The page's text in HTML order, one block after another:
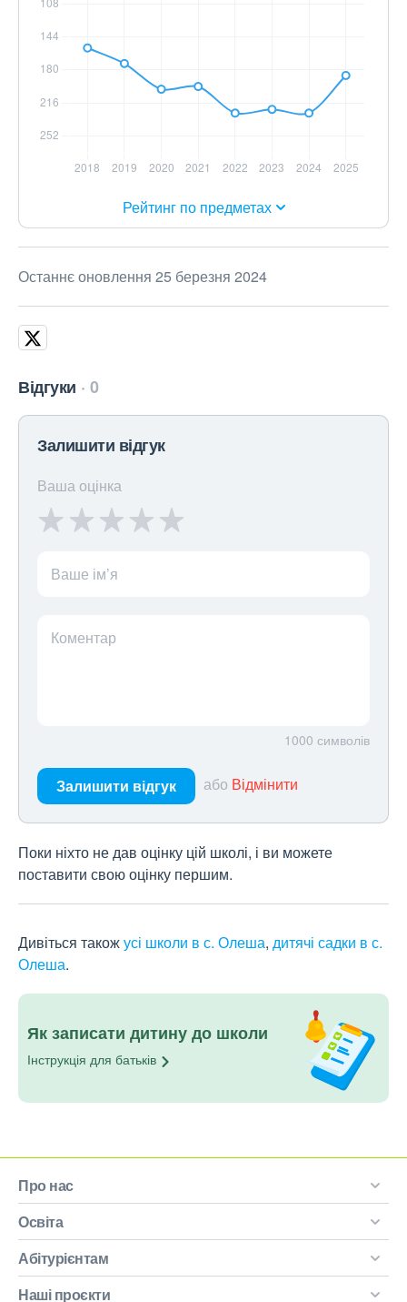
Рейтинг по предметах
Останнє оновлення 25 березня 2024
Відгуки 0
Залишити відгук
Ваша оцінка
Ваше ім’я
Коментар
1000 символів
Залишити відгук або Відмінити
Поки ніхто не дав оцінку цій школі, і ви можете
поставити свою оцінку першим.
Дивіться такожусі школи в с. Олеша, дитячі садки в с.
Олеша.
Як записати дитину до школи
Інструкція для батьків
Про нас
Освіта
Абітурієнтам
Наші проєкти